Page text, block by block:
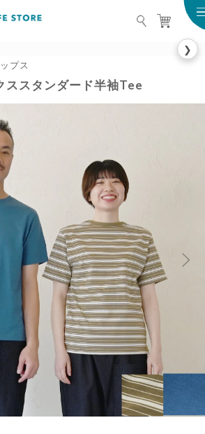
FAIR TRADE LIFE
❯
プス
ススタンダード半袖Tee